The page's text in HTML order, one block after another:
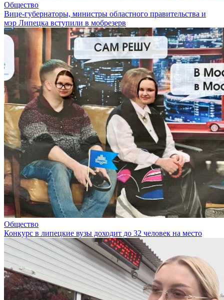
Общество
Вице-губернаторы, министры областного правительства и
мэр Липецка вступили в мобрезерв
Общество
Конкурс в липецкие вузы доходит до 32 человек на место